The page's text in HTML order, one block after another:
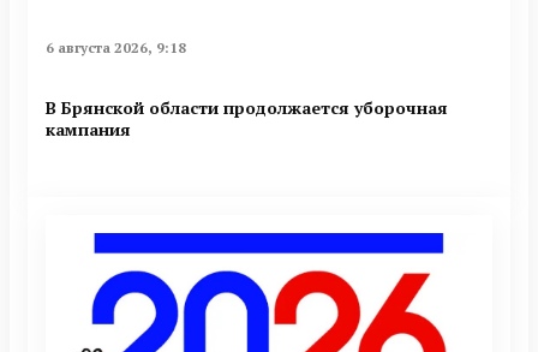
6 августа 2026, 9:18
В Брянской области продолжается уборочная
кампания